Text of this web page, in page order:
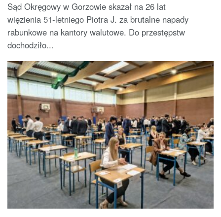
Sąd Okręgowy w Gorzowie skazał na 26 lat
więzienia 51-letniego Piotra J. za brutalne napady
rabunkowe na kantory walutowe. Do przestępstw
dochodziło...